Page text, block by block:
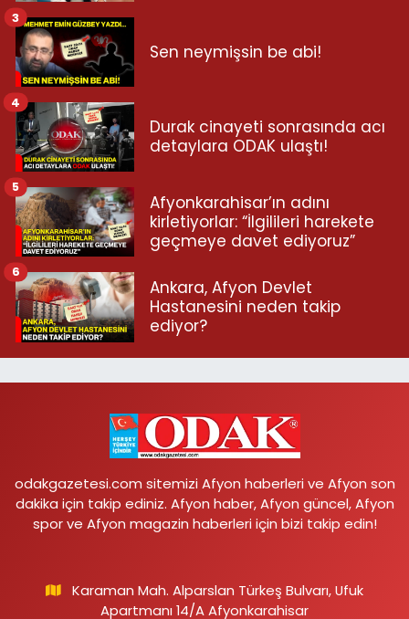
Sen neymişsin be abi!
3
Durak cinayeti sonrasında acı
detaylara ODAK ulaştı!
4
Afyonkarahisar’ın adını
kirletiyorlar: “İlgilileri harekete
geçmeye davet ediyoruz”
5
Ankara, Afyon Devlet
Hastanesini neden takip
ediyor?
6
odakgazetesi.com sitemizi Afyon haberleri ve Afyon son
dakika için takip ediniz. Afyon haber, Afyon güncel, Afyon
spor ve Afyon magazin haberleri için bizi takip edin!
Karaman Mah. Alparslan Türkeş Bulvarı, Ufuk
Apartmanı 14/A Afyonkarahisar